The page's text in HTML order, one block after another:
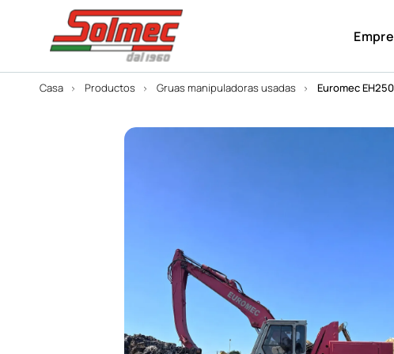
Casa Productos Gruas manipuladoras usadas Euromec